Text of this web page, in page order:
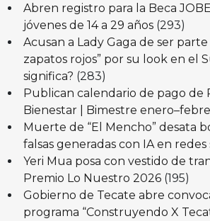
Abren registro para la Beca
jóvenes de 14 a 29 años (293)
Acusan a Lady Gaga de ser
zapatos rojos” por su look en el
significa? (283)
Publican calendario de pago de
Bienestar | Bimestre
Muerte de “El Mencho” desata
falsas generadas con IA en redes
Yeri Mua posa con vestido de
Premio Lo Nuestro 2026 (195)
Gobierno de Tecate abre
programa “Construyendo X